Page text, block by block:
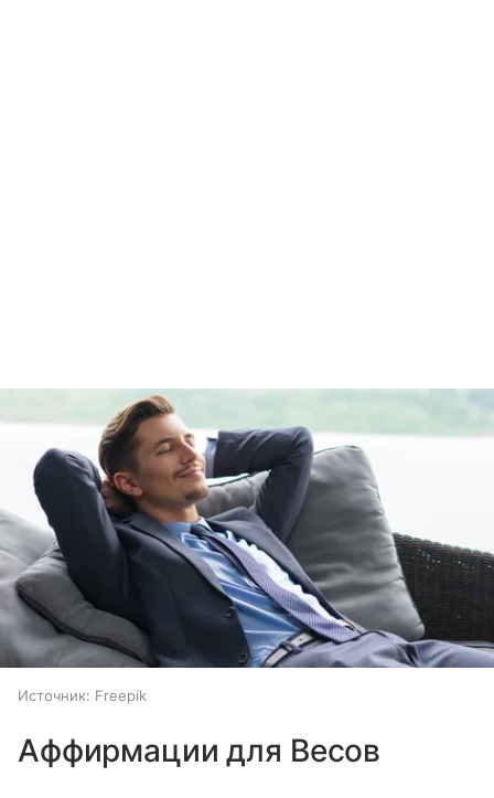
Источник: Freepik
Аффирмации для Весов